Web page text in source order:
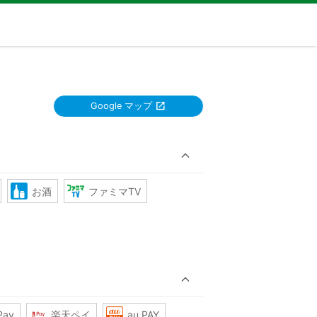
Google マップ
お酒 ファミマTV